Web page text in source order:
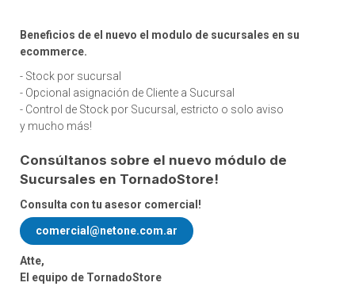
Beneficios de el nuevo el modulo de sucursales en su
ecommerce.
- Stock por sucursal
- Opcional asignación de Cliente a Sucursal
- Control de Stock por Sucursal, estricto o solo aviso
y mucho más!
Consúltanos sobre el nuevo módulo de
Sucursales en TornadoStore!
Consulta con tu asesor comercial!
comercial@netone.com.ar
Atte,
El equipo de TornadoStore